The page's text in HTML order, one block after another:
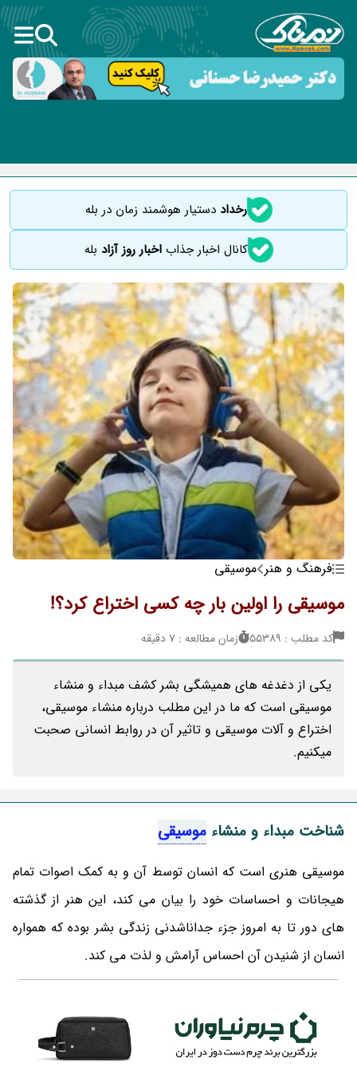
رخداددستیار هوشمند زمان در بله
کانال اخبار جذاباخبار روز آزاد بله
فرهنگ و هنر موسیقی
موسیقی را اولین بار چه کسی اختراع کرد؟!
کد مطلب : 55389 زمان مطالعه : 7 دقیقه
یکی از دغدغه های همیشگی بشر کشف مبداء و منشاء
موسیقی است که ما در این مطلب درباره منشاء موسیقی،
اختراع و آلات موسیقی و تاثیر آن در روابط انسانی صحبت
میکنیم.
شناخت مبداء و منشاء موسیقی
موسیقی هنری است که انسان توسط آن و به کمک اصوات تمام
هیجانات و احساسات خود را بیان می کند، این هنر از گذشته
های دور تا به امروز جزء جداناشدنی زندگی بشر بوده که همواره
انسان از شنیدن آن احساس آرامش و لذت می کند.